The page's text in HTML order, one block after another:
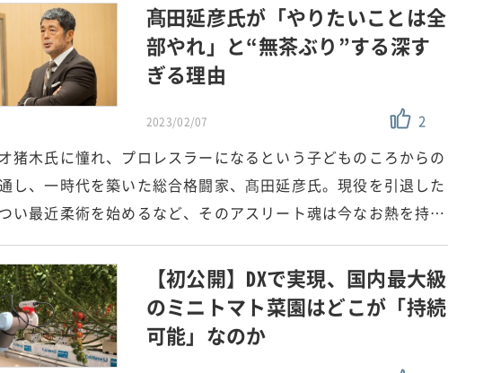
髙田延彦氏が「やりたいことは全
部やれ」と“無茶ぶり”する深す
ぎる理由
2023/02/07 2
猪木氏に憧れ、プロレスラーになるという子どものころからの
し、一時代を築いた総合格闘家、髙田延彦氏。現役を引退した
い最近柔術を始めるなど、そのアスリート魂は今なお熱を持…
【初公開】DXで実現、国内最大級
のミニトマト菜園はどこが「持続
可能」なのか